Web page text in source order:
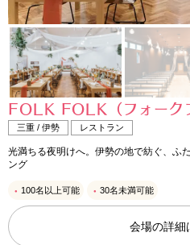
FOLK FOLK（フォーク
三重 / 伊勢 レストラン
光満ちる夜明けへ。伊勢の地で紡ぐ、ふ
ング
100名以上可能 30名未満可能
会場の詳細